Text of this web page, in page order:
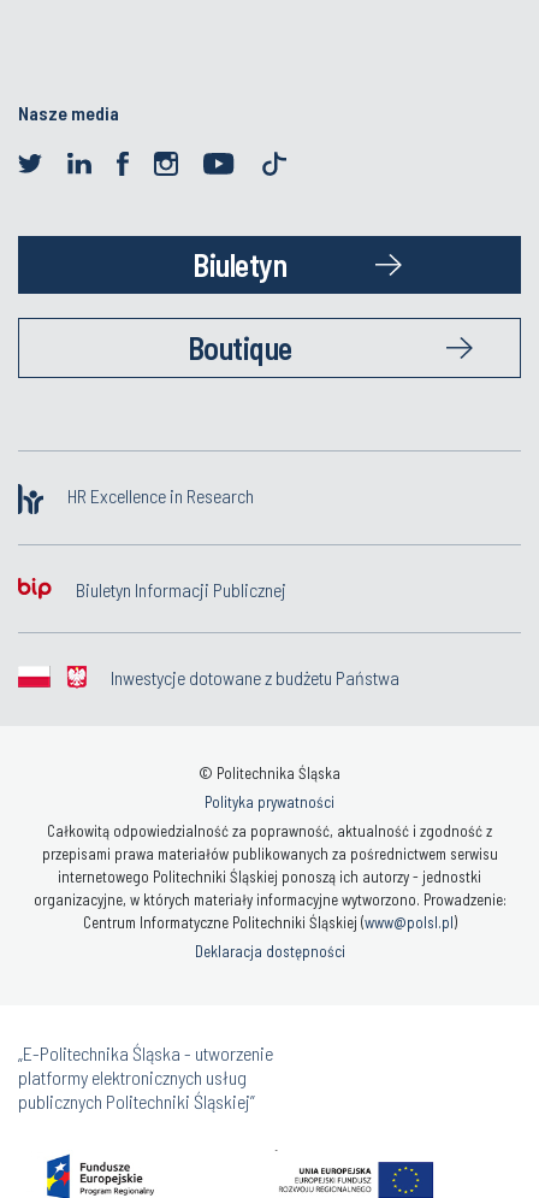
Nasze media
Biuletyn
Boutique
HR Excellence in Research
Biuletyn Informacji Publicznej
Inwestycje dotowane z budżetu Państwa
© Politechnika Śląska
Polityka prywatności
Całkowitą odpowiedzialność za poprawność, aktualność i zgodność z
przepisami prawa materiałów publikowanych za pośrednictwem serwisu
internetowego Politechniki Śląskiej ponoszą ich autorzy - jednostki
organizacyjne, w których materiały informacyjne wytworzono. Prowadzenie:
Centrum Informatyczne Politechniki Śląskiej (www@polsl.pl)
Deklaracja dostępności
„E-Politechnika Śląska - utworzenie
platformy elektronicznych usług
publicznych Politechniki Śląskiej”